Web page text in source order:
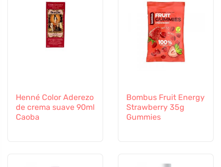
Henné Color Aderezo
de crema suave 90ml
Caoba
Bombus Fruit Energy
Strawberry 35g
Gummies